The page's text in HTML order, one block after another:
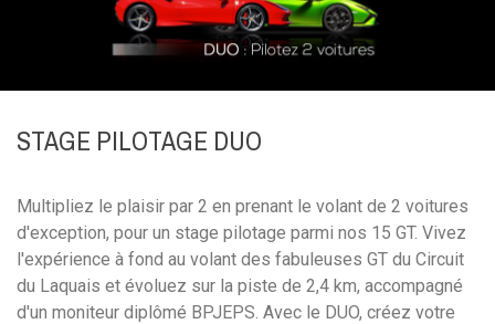
STAGE PILOTAGE DUO
Multipliez le plaisir par 2 en prenant le volant de 2 voitures
d'exception, pour un stage pilotage parmi nos 15 GT. Vivez
l'expérience à fond au volant des fabuleuses GT du Circuit
du Laquais et évoluez sur la piste de 2,4 km, accompagné
d'un moniteur diplômé BPJEPS. Avec le DUO, créez votre